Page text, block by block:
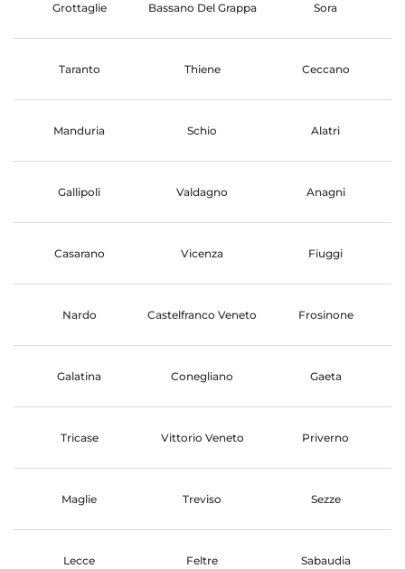
Grottaglie Bassano Del Grappa Sora
Taranto Thiene Ceccano
Manduria Schio Alatri
Gallipoli Valdagno Anagni
Casarano Vicenza Fiuggi
Nardo Castelfranco Veneto Frosinone
Galatina Conegliano Gaeta
Tricase Vittorio Veneto Priverno
Maglie Treviso Sezze
Lecce Feltre Sabaudia